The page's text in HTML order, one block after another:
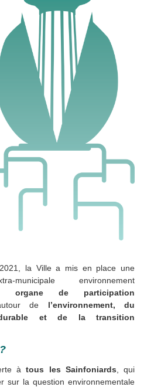
la Ville a mis en place une
municipale environnement
organe de participation
de l’environnement, du
durable et de la transition
àtous les Sainfoniards , qui
sur la question environnementale